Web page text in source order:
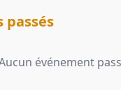
passés
événement